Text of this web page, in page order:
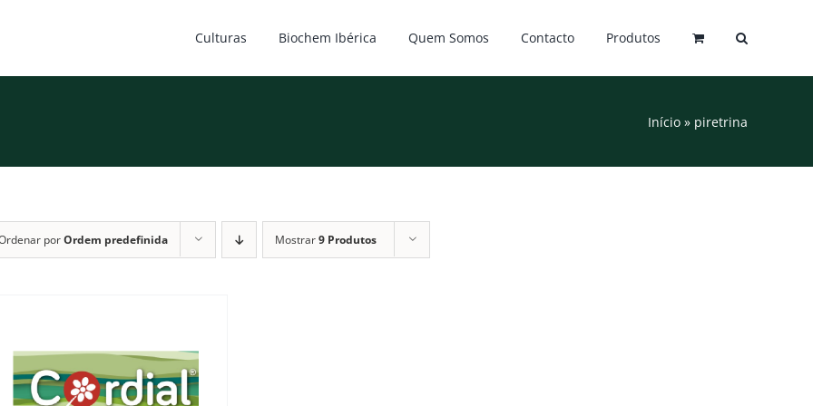
Culturas Biochem Ibérica Quem Somos Contacto Produtos
Início » piretrina
porOrdem predefinida Mostrar9 Produtos